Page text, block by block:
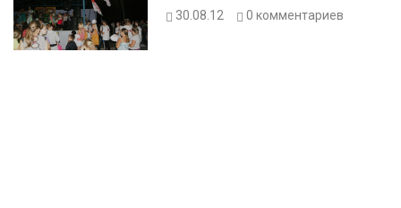
30.08.12 0 комментариев